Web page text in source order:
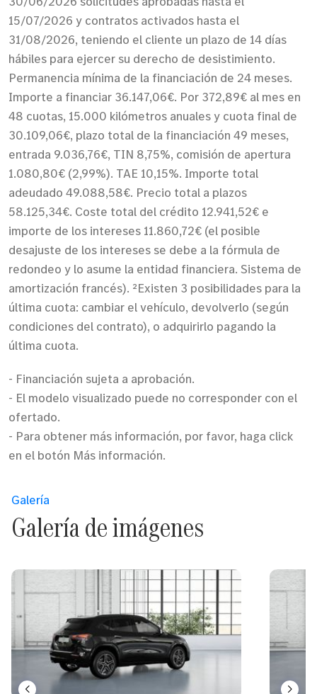
15/07/2026 y contratos activados hasta el
31/08/2026, teniendo el cliente un plazo de 14 días
hábiles para ejercer su derecho de desistimiento.
Permanencia mínima de la financiación de 24 meses.
Importe a financiar 36.147,06€. Por 372,89€ al mes en
48 cuotas, 15.000 kilómetros anuales y cuota final de
30.109,06€, plazo total de la financiación 49 meses,
entrada 9.036,76€, TIN 8,75%, comisión de apertura
1.080,80€ (2,99%). TAE 10,15%. Importe total
adeudado 49.088,58€. Precio total a plazos
58.125,34€. Coste total del crédito 12.941,52€ e
importe de los intereses 11.860,72€ (el posible
desajuste de los intereses se debe a la fórmula de
redondeo y lo asume la entidad financiera. Sistema de
amortización francés). ²Existen 3 posibilidades para la
última cuota: cambiar el vehículo, devolverlo (según
condiciones del contrato), o adquirirlo pagando la
última cuota.
- Financiación sujeta a aprobación.
- El modelo visualizado puede no corresponder con el
ofertado.
- Para obtener más información, por favor, haga click
en el botón Más información.
Galería
Galería de imágenes